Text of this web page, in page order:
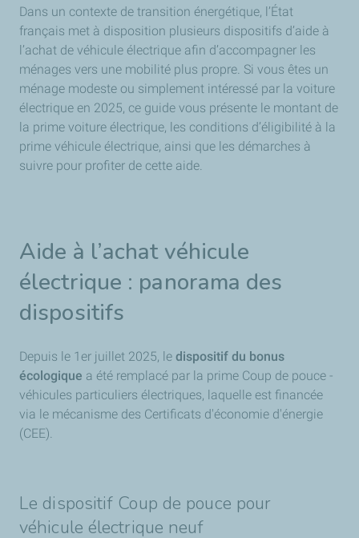
Dans un contexte de transition énergétique, l’État
français met à disposition plusieurs dispositifs d’aide à
l’achat de véhicule électrique afin d’accompagner les
ménages vers une mobilité plus propre. Si vous êtes un
ménage modeste ou simplement intéressé par la voiture
électrique en 2025, ce guide vous présente le montant de
la prime voiture électrique, les conditions d’éligibilité à la
prime véhicule électrique, ainsi que les démarches à
suivre pour profiter de cette aide.
Aide à l’achat véhicule
électrique : panorama des
dispositifs
Depuis le 1er juillet 2025, le dispositif du bonus
écologique a été remplacé par la prime Coup de pouce -
véhicules particuliers électriques, laquelle est financée
via le mécanisme des Certificats d'économie d'énergie
(CEE).
Le dispositif Coup de pouce pour
véhicule électrique neuf